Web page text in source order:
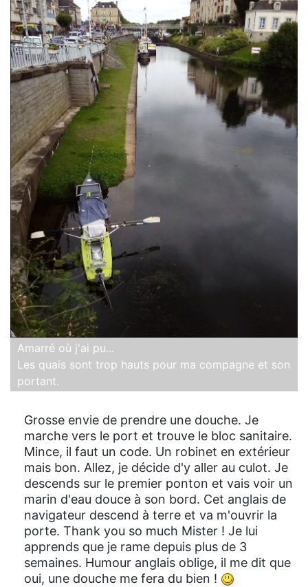
Amarré où j'ai pu...
Les quais sont trop hauts pour ma compagne et son
portant.
Grosse envie de prendre une douche. Je
marche vers le port et trouve le bloc sanitaire.
Mince, il faut un code. Un robinet en extérieur
mais bon. Allez, je décide d'y aller au culot. Je
descends sur le premier ponton et vais voir un
marin d'eau douce à son bord. Cet anglais de
navigateur descend à terre et va m'ouvrir la
porte. Thank you so much Mister ! Je lui
apprends que je rame depuis plus de 3
semaines. Humour anglais oblige, il me dit que
oui, une douche me fera du bien !